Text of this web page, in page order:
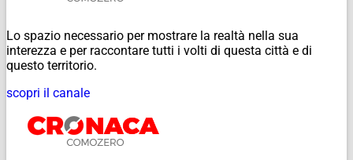
Lo spazio necessario per mostrare la realtà nella sua
interezza e per raccontare tutti i volti di questa città e di
questo territorio.
scopri il canale